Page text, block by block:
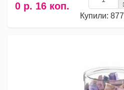
0 р. 16 коп.
Купили: